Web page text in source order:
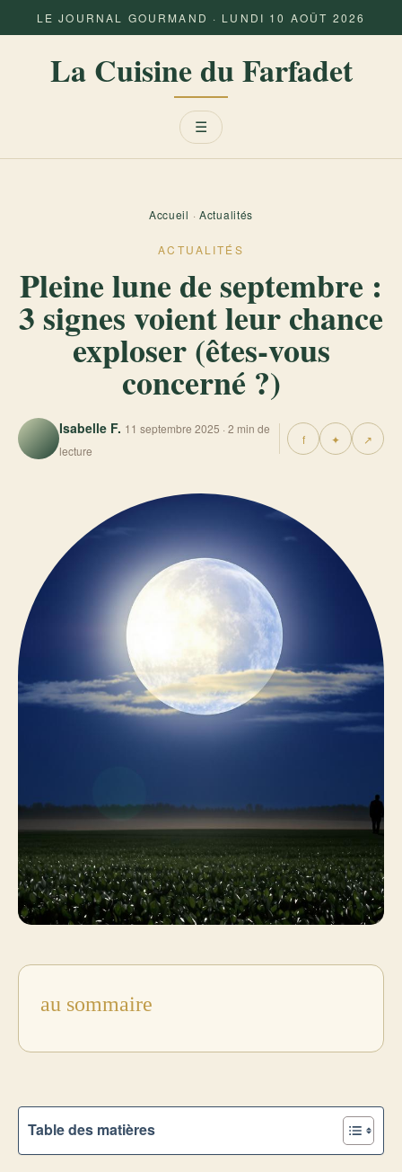
LE JOURNAL GOURMAND · LUNDI 10 AOÛT 2026
La Cuisine du Farfadet
Menu
☰
Accueil · Actualités
ACTUALITÉS
Pleine lune de septembre :
3 signes voient leur chance
exploser (êtes-vous
concerné ?)
Isabelle F. 11 septembre 2025 · 2 min de
lecture
f ✦ ↗
au sommaire
Table des matières